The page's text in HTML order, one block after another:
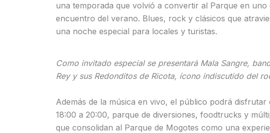
una temporada que volvió a convertir al Parque en uno
encuentro del verano. Blues, rock y clásicos que
una noche especial para locales y turistas.
Como invitado especial se presentará Mala Sangre,
Rey y sus Redonditos de Ricota, ícono indiscutido del
Además de la música en vivo, el público podrá disfrutar
18:00 a 20:00, parque de diversiones, foodtrucks y
que consolidan al Parque de Mogotes como una